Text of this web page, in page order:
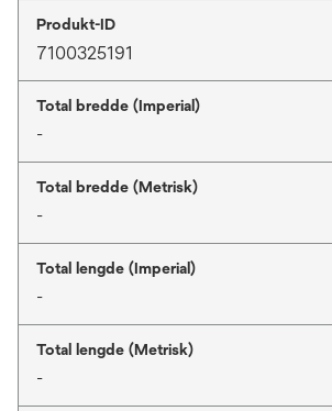
Produkt-ID
7100325191
Total bredde (Imperial)
-
Total bredde (Metrisk)
-
Total lengde (Imperial)
-
Total lengde (Metrisk)
-